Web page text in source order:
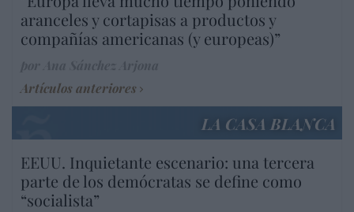
aranceles y cortapisas a productos y
compañías americanas (y europeas)”
Artículos anteriores
LA CASA BLANCA
EEUU. Inquietante escenario: una tercera
parte de los demócratas se define como
“socialista”